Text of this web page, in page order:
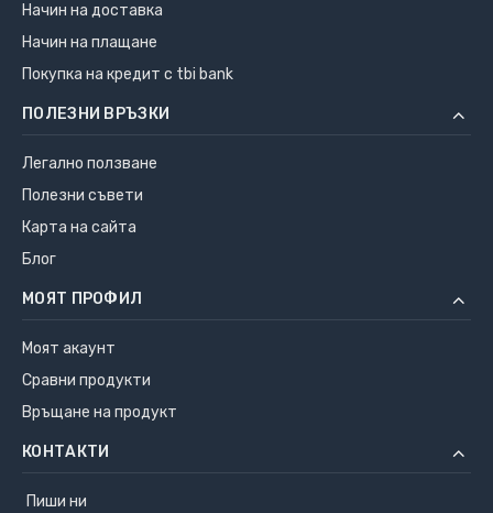
Начин на доставка
Начин на плащане
Покупка на кредит с tbi bank
ПОЛЕЗНИ ВРЪЗКИ
Легално ползване
Полезни съвети
Карта на сайта
Блог
МОЯТ ПРОФИЛ
Моят акаунт
Сравни продукти
Връщане на продукт
КОНТАКТИ
Пиши ни